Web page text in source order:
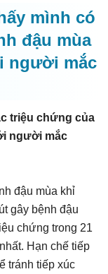
mình có
đậu mùa
người mắc
triệu chứng của
người mắc
đậu mùa khỉ
gây bệnh đậu
chứng trong 21
Hạn chế tiếp
tránh tiếp xúc